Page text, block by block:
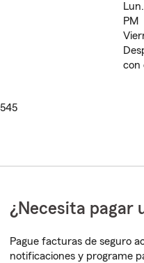
PM
con
¿Necesita pagar
Pague facturas de seguro
notificaciones y programe